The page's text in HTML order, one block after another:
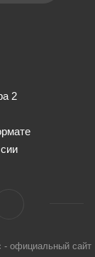
2
- официальный сайт